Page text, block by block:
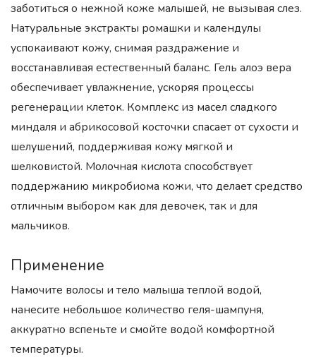
заботиться о нежной коже малышей, не вызывая слез.
Натуральные экстракты ромашки и календулы
успокаивают кожу, снимая раздражение и
восстанавливая естественный баланс. Гель алоэ вера
обеспечивает увлажнение, ускоряя процессы
регенерации клеток. Комплекс из масел сладкого
миндаля и абрикосовой косточки спасает от сухости и
шелушений, поддерживая кожу мягкой и
шелковистой. Молочная кислота способствует
поддержанию микробиома кожи, что делает средство
отличным выбором как для девочек, так и для
мальчиков.
Применение
Намочите волосы и тело малыша теплой водой,
нанесите небольшое количество геля-шампуня,
аккуратно вспеньте и смойте водой комфортной
температуры.